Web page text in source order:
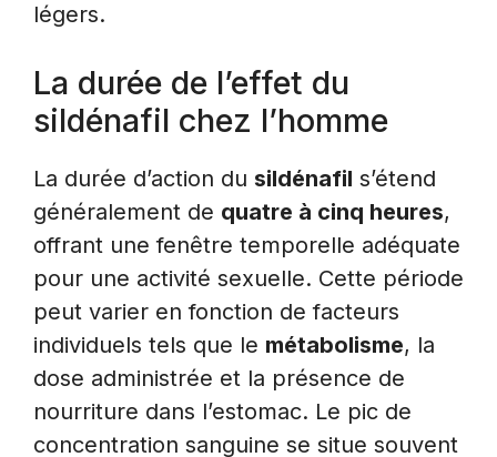
légers.
La durée de l’effet du
sildénafil chez l’homme
La durée d’action du sildénafil s’étend
généralement de quatre à cinq heures,
offrant une fenêtre temporelle adéquate
pour une activité sexuelle. Cette période
peut varier en fonction de facteurs
individuels tels que le métabolisme, la
dose administrée et la présence de
nourriture dans l’estomac. Le pic de
concentration sanguine se situe souvent